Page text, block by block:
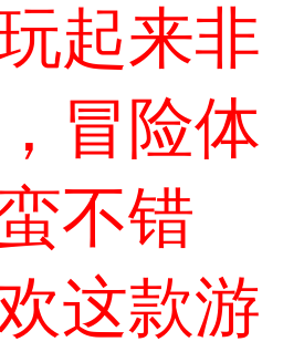
起来非
冒险体
不错
这款游